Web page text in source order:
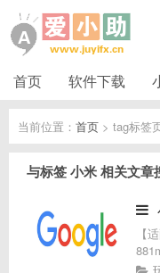
首页 软件下载
当前位置： 首页 > tag标签
与标签小米相关文章
【
明